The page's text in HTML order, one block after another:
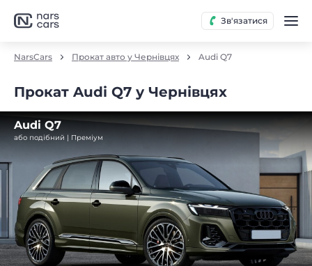
Зв'язатися
NarsCars Прокат авто у Чернівцях Audi Q7
Прокат Audi Q7 у Чернівцях
Audi Q7
або подібний | Преміум